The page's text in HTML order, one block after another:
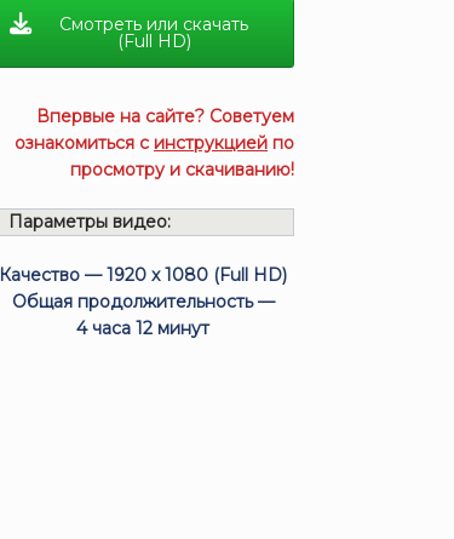
Смотреть или скачать
(Full HD)
Впервые на сайте? Советуем
ознакомиться с инструкцией по
просмотру и скачиванию!
Параметры видео:
Качество — 1920 x 1080 (Full HD)
Общая продолжительность —
4 часа 12 минут